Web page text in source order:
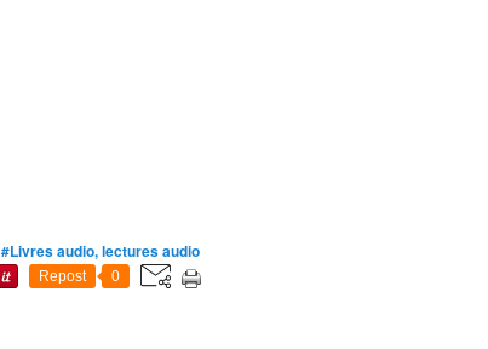
#Livres audio, lectures audio
Repost 0